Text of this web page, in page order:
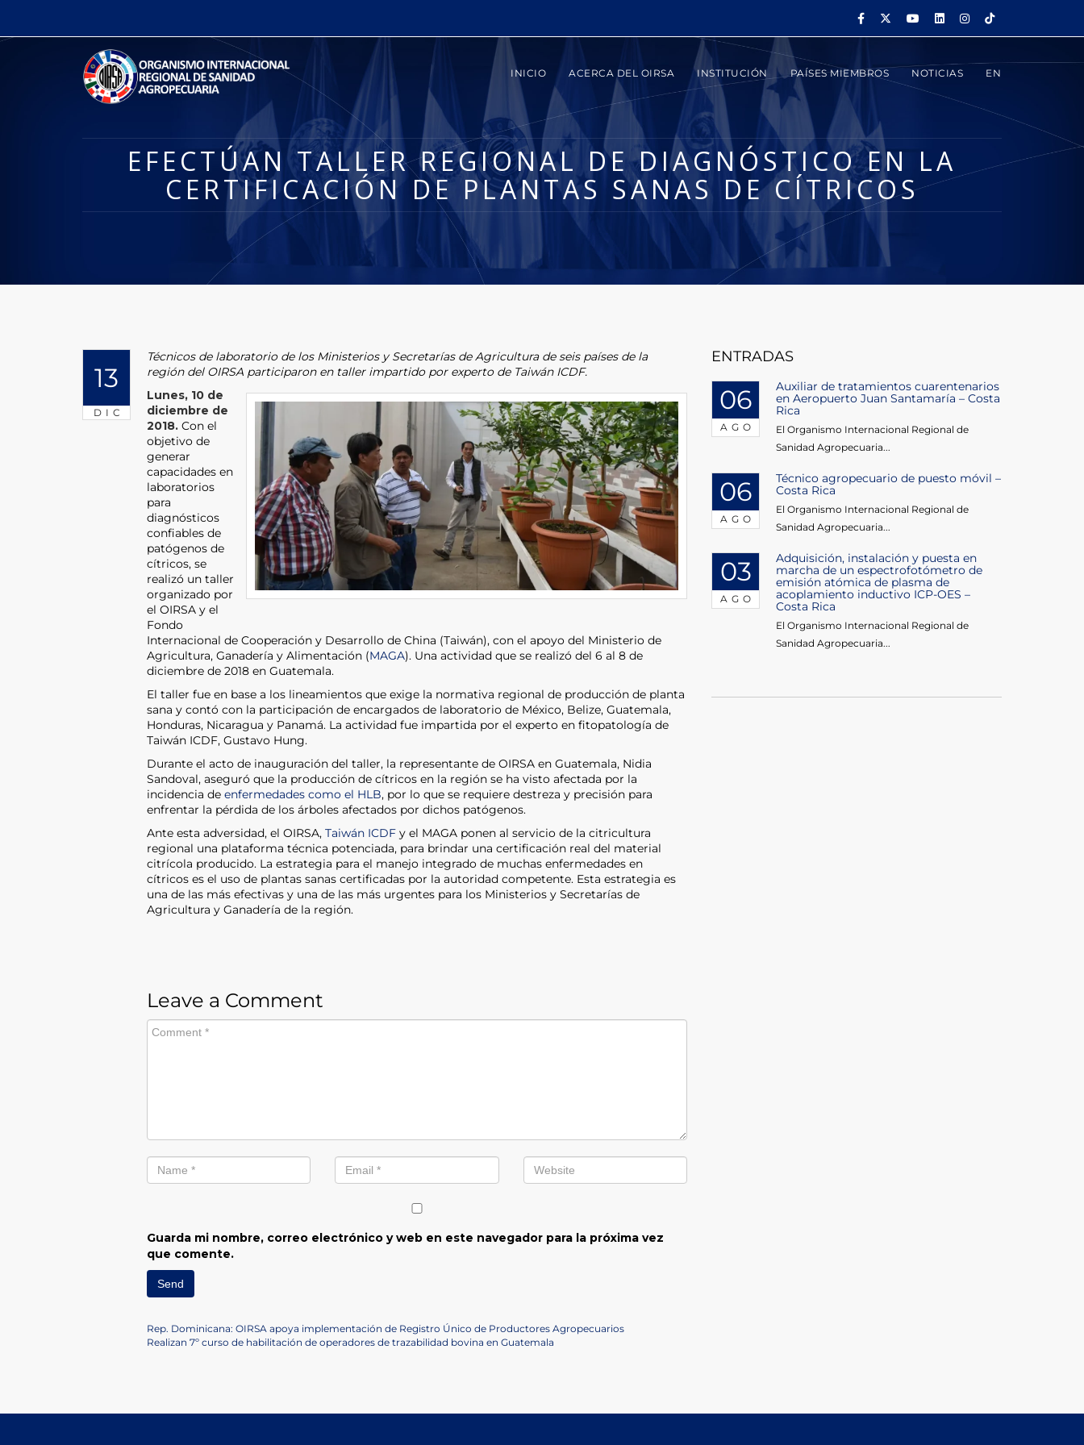
INICIO ACERCA DEL OIRSA INSTITUCIÓN PAÍSES MIEMBROS NOTICIAS EN
EFECTÚAN TALLER REGIONAL DE DIAGNÓSTICO EN LA
CERTIFICACIÓN DE PLANTAS SANAS DE CÍTRICOS
13
DIC
Técnicos de laboratorio de los Ministerios y Secretarías de Agricultura de seis países de la
región del OIRSA participaron en taller impartido por experto de Taiwán ICDF.
Lunes, 10 de
diciembre de
2018. Con el
objetivo de
generar
capacidades en
laboratorios
para
diagnósticos
confiables de
patógenos de
cítricos, se
realizó un taller
organizado por
el OIRSA y el
Fondo
Internacional de Cooperación y Desarrollo de China (Taiwán), con el apoyo del Ministerio de
Agricultura, Ganadería y Alimentación (MAGA). Una actividad que se realizó del 6 al 8 de
diciembre de 2018 en Guatemala.
El taller fue en base a los lineamientos que exige la normativa regional de producción de planta
sana y contó con la participación de encargados de laboratorio de México, Belize, Guatemala,
Honduras, Nicaragua y Panamá. La actividad fue impartida por el experto en fitopatología de
Taiwán ICDF, Gustavo Hung.
Durante el acto de inauguración del taller, la representante de OIRSA en Guatemala, Nidia
Sandoval, aseguró que la producción de cítricos en la región se ha visto afectada por la
incidencia de enfermedades como el HLB, por lo que se requiere destreza y precisión para
enfrentar la pérdida de los árboles afectados por dichos patógenos.
Ante esta adversidad, el OIRSA, Taiwán ICDF y el MAGA ponen al servicio de la citricultura
regional una plataforma técnica potenciada, para brindar una certificación real del material
citrícola producido. La estrategia para el manejo integrado de muchas enfermedades en
cítricos es el uso de plantas sanas certificadas por la autoridad competente. Esta estrategia es
una de las más efectivas y una de las más urgentes para los Ministerios y Secretarías de
Agricultura y Ganadería de la región.
Leave a Comment
Guarda mi nombre, correo electrónico y web en este navegador para la próxima vez
que comente.
Navegación
Previous
Post
Rep. Dominicana: OIRSA apoya implementación de Registro Único de Productores Agropecuarios
Next
Realizan 7º curso de habilitación de operadores de trazabilidad bovina en Guatemala
ENTRADAS
06
AGO
Auxiliar de tratamientos cuarentenarios
en Aeropuerto Juan Santamaría – Costa
Rica
El Organismo Internacional Regional de
Sanidad Agropecuaria...
06
AGO
Técnico agropecuario de puesto móvil –
Costa Rica
El Organismo Internacional Regional de
Sanidad Agropecuaria...
03
AGO
Adquisición, instalación y puesta en
marcha de un espectrofotómetro de
emisión atómica de plasma de
acoplamiento inductivo ICP-OES –
Costa Rica
El Organismo Internacional Regional de
Sanidad Agropecuaria...